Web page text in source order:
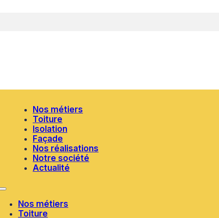
Nos métiers
Toiture
Isolation
Façade
Nos réalisations
Notre société
Actualité
Nos métiers
Toiture